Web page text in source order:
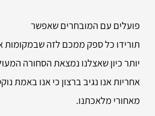
פועלים עם המובחרים שאפשר
תורידו כל ספק ממכם לזה שבמקומות
יותר כיון שאצלנו נמצאת הסחורה
אחריות אנו נגיב ברצון כי אנו באמת
מאחורי מלאכתנו.